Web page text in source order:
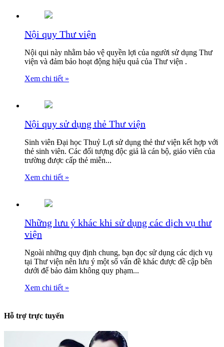
Nội quy Thư viện
Nội qui này nhằm bảo vệ quyền lợi của người sử dụng Thư
viện và đảm bảo hoạt động hiệu quả của Thư viện .
Xem chi tiết »
Nội quy sử dụng thẻ Thư viện
Sinh viên Đại học Thuỷ Lợi sử dụng thẻ thư viện kết hợp với
thẻ sinh viên. Các đối tượng độc giả là cán bộ, giáo viên của
trường được cấp thẻ miễn...
Xem chi tiết »
Những lưu ý khác khi sử dụng các dịch vụ thư
viện
Ngoài những quy định chung, bạn đọc sử dụng các dịch vụ
tại Thư viện nên lưu ý một số vấn đề khác được đề cập bên
dưới để bảo đảm không quy phạm...
Xem chi tiết »
Hỗ trợ trực tuyến